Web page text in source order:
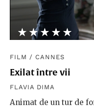
★★★★★
☆☆☆☆☆
FILM / CANNES
Exilat între vii
FLAVIA DIMA
Animat de un tur de